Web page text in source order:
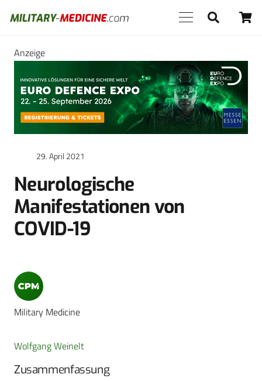
Anzeige
29. April 2021
Neurologische
Manifestationen von
COVID-19
Military Medicine
Wolfgang Weinelt
Zusammenfassung